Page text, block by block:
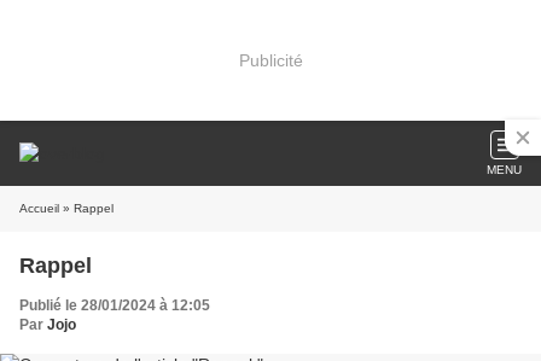
Publicité
MENU
Accueil » Rappel
Rappel
Publié le 28/01/2024 à 12:05
Par Jojo